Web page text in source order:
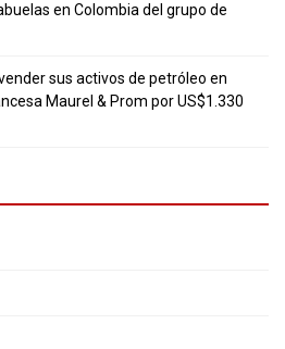
en Colombia del grupo de
sus activos de petróleo en
Maurel & Prom por US$1.330